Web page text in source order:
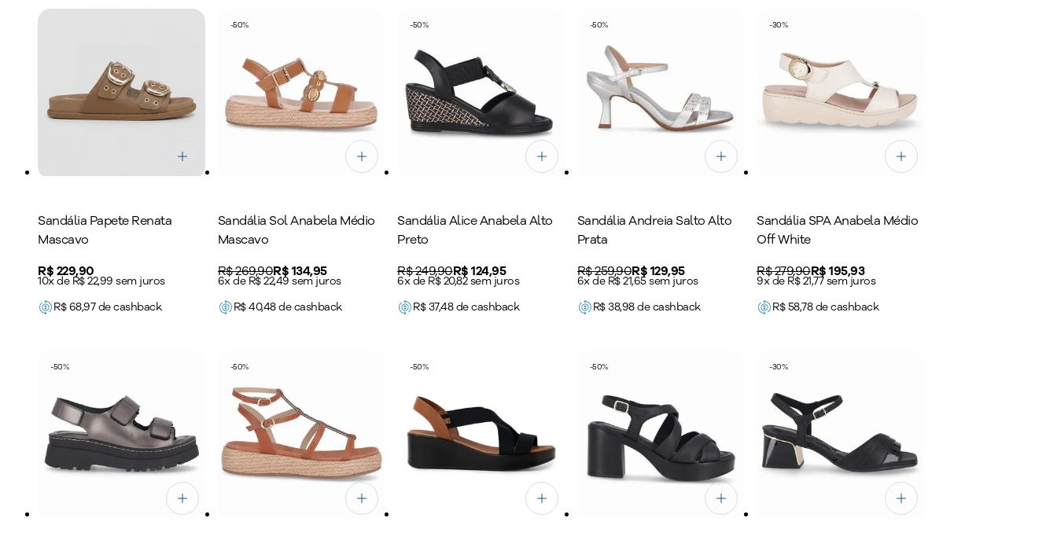
Sandália Papete Renata
Mascavo
Price:
R$ 229,90
10x de R$ 22,99 sem juros
R$68,97de cashback
-50%
Sandália Sol Anabela Médio
Mascavo
Original price:
R$ 269,90Price:
R$ 134,95
6x de R$ 22,49 sem juros
R$40,48de cashback
-50%
Sandália Alice Anabela Alto
Preto
Original price:
R$ 249,90Price:
R$ 124,95
6x de R$ 20,82 sem juros
R$ 37,48de cashback
-50%
Sandália Andreia Salto Alto
Prata
Original price:
R$ 259,90Price:
R$ 129,95
6x de R$ 21,65 sem juros
R$ 38,98de cashback
-30%
Sandália SPA Anabela Médio
Off White
Original price:
R$ 279,90Price:
R$ 195,93
9x de R$ 21,77 sem juros
R$58,78de cashback
-50% -50% -50% -50% -30%